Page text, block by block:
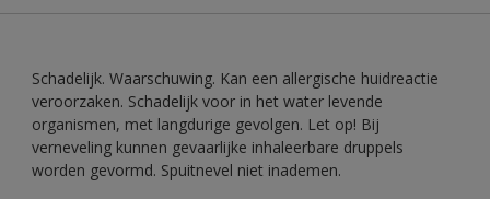
Schadelijk. Waarschuwing. Kan een allergische huidreactie
veroorzaken. Schadelijk voor in het water levende
organismen, met langdurige gevolgen. Let op! Bij
verneveling kunnen gevaarlijke inhaleerbare druppels
worden gevormd. Spuitnevel niet inademen.